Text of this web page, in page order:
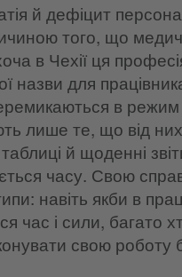
й дефіцит
того, що
в Чехії ця
назви для
в режим
лише те, що від
й щоденні
часу. Свою
навіть якби в
час і сили, багато
свою роботу